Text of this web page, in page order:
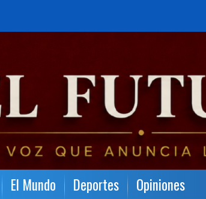
El Mundo Deportes Opiniones